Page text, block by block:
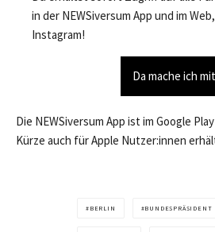
in der NEWSiversum App und im
Instagram!
Da mache ich
Die NEWSiversum App ist im Google
Kürze auch für Apple Nutzer:innen
BERLIN BUNDESPRÄSIDENT